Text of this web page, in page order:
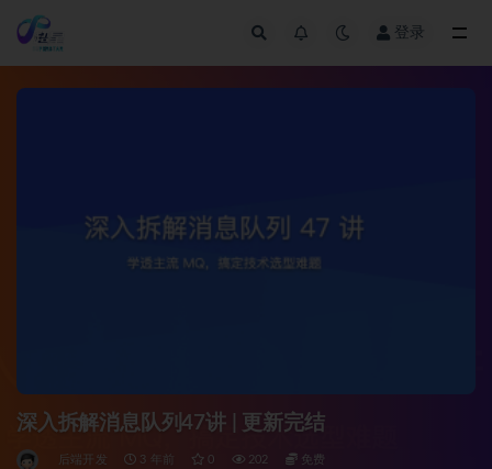
登录
深入拆解消息队列47讲 | 更新完结
后端开发 3 年前 0 202 免费